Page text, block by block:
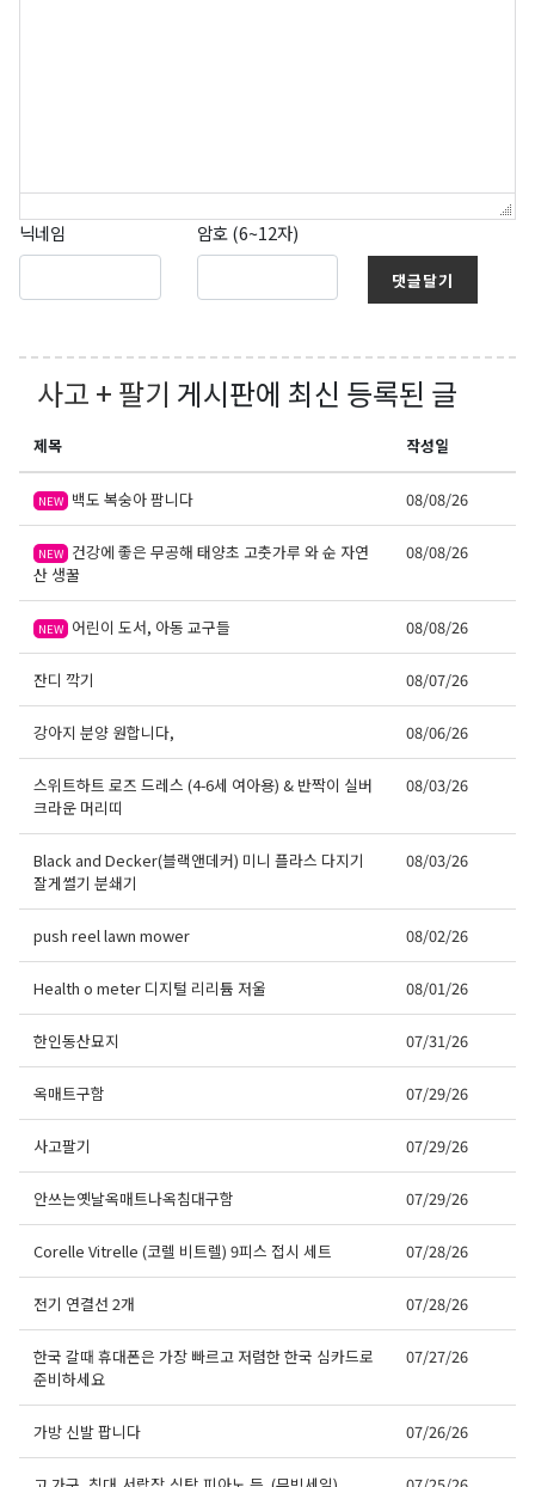
닉네임 암호 (6~12자)
댓글달기
사고 + 팔기 게시판에 최신 등록된 글
제목 작성일
NEW 백도 복숭아 팜니다 08/08/26
NEW 건강에 좋은 무공해 태양초 고춧가루 와 순 자연
산 생꿀
08/08/26
NEW 어린이 도서, 아동 교구들 08/08/26
잔디 깍기 08/07/26
강아지 분양 원합니다, 08/06/26
스위트하트 로즈 드레스 (4-6세 여아용) & 반짝이 실버
크라운 머리띠
08/03/26
Black and Decker(블랙앤데커) 미니 플라스 다지기
잘게썰기 분쇄기
08/03/26
push reel lawn mower 08/02/26
Health o meter 디지털 리리튬 저울 08/01/26
한인동산묘지 07/31/26
옥매트구함 07/29/26
사고팔기 07/29/26
안쓰는옛날옥매트나옥침대구함 07/29/26
Corelle Vitrelle (코렐 비트렐) 9피스 접시 세트 07/28/26
전기 연결선 2개 07/28/26
한국 갈때 휴대폰은 가장 빠르고 저렴한 한국 심카드로
준비하세요
07/27/26
가방 신발 팝니다 07/26/26